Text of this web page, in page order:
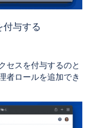
付与する
セスを付与するのと
者ロールを追加でき